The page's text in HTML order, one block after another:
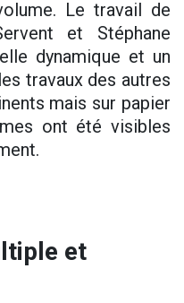
Le travail de
et Stéphane
dynamique et un
travaux des autres
mais sur papier
ont été visibles
et